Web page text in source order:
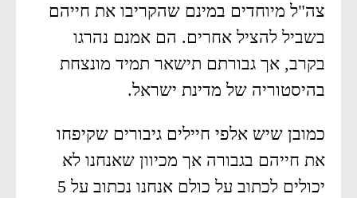
צה"ל מיוחדים במינם שהקריבו את חייהם
בשביל להציל אחרים. הם אמנם נהרגו
בקרב, אך גבורתם תישאר תמיד מונצחת
בהיסטוריה של מדינת ישראל.
כמובן שיש אלפי חיילים גיבורים שקיפחו
את חייהם בגבורה אך מכיוון שאנחנו לא
יכולים לכתוב על כולם אנחנו נכתוב על 5